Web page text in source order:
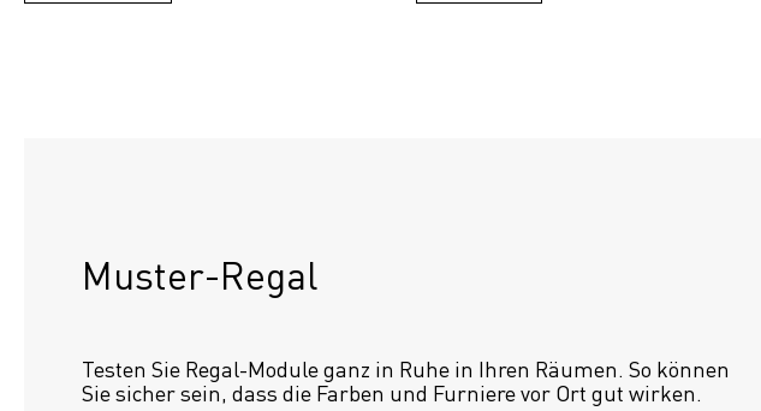
Muster-Regal
Testen Sie Regal-Module ganz in Ruhe in Ihren Räumen. So können
Sie sicher sein, dass die Farben und Furniere vor Ort gut wirken.